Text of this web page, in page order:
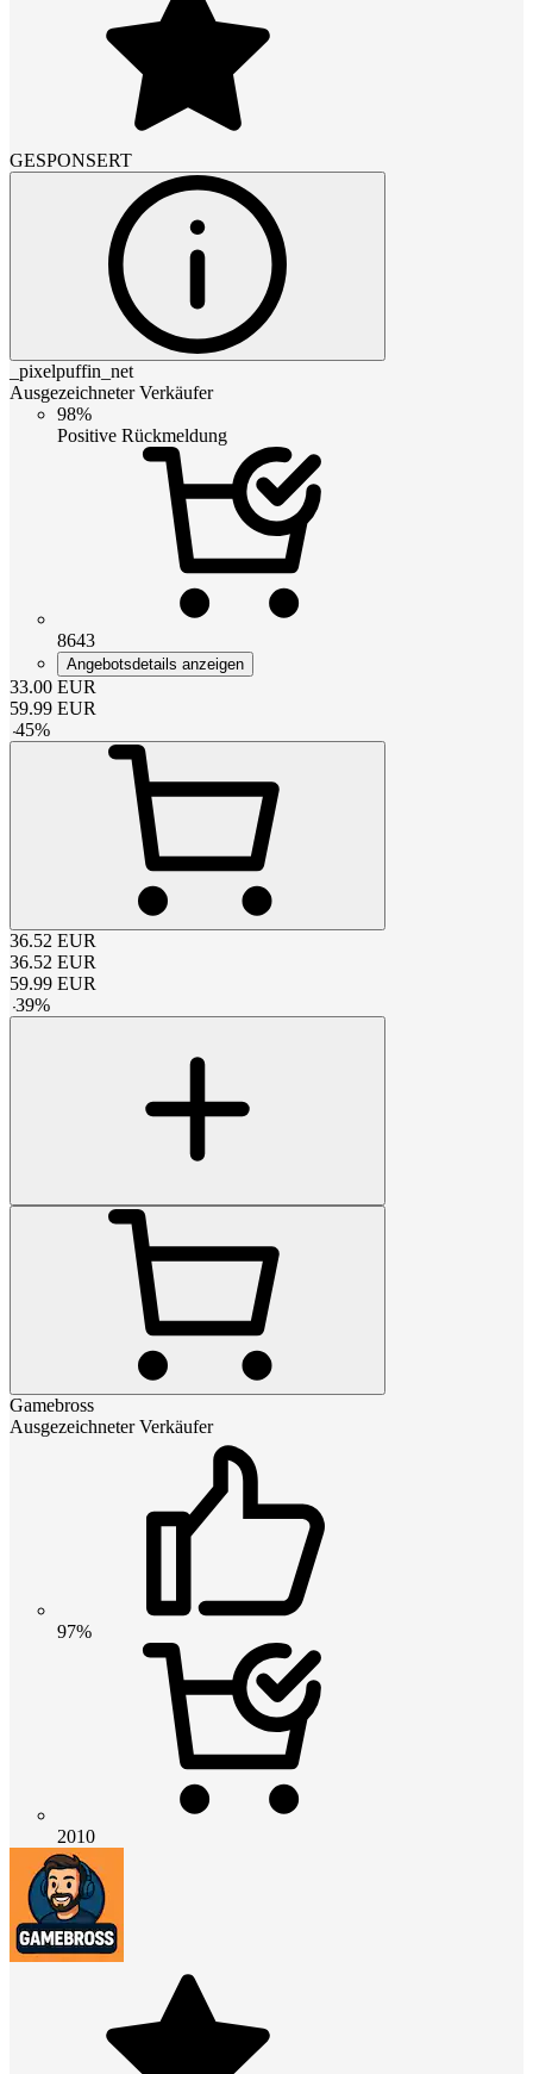
GESPONSERT
_pixelpuffin_net
Ausgezeichneter Verkäufer
98%
Positive Rückmeldung
8643
Angebotsdetails anzeigen
33.00 EUR
59.99 EUR
-45%
36.52 EUR
36.52 EUR
59.99 EUR
-39%
Gamebross
Ausgezeichneter Verkäufer
97%
2010